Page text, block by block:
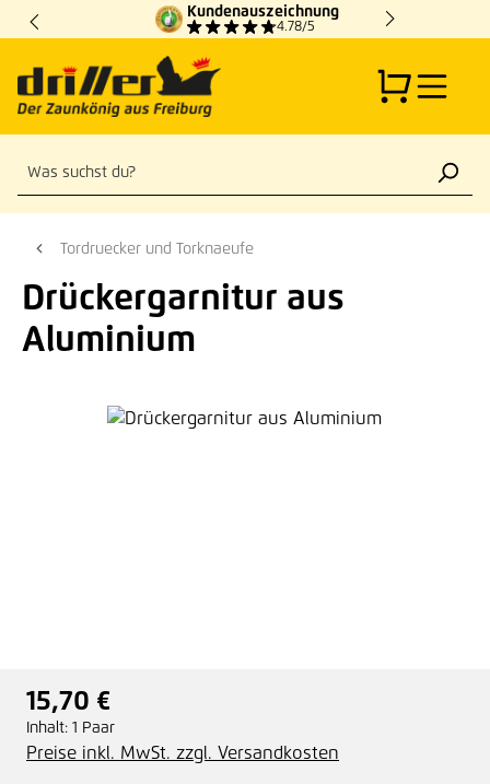
Zum Hauptinhalt springen
Kundenauszeichnung
4.78/5
Tordruecker und Torknaeufe
Drückergarnitur aus
Aluminium
Bildergalerie überspringen
Regulärer Preis:
15,70 €
Inhalt: 1 Paar
Preise inkl. MwSt. zzgl. Versandkosten